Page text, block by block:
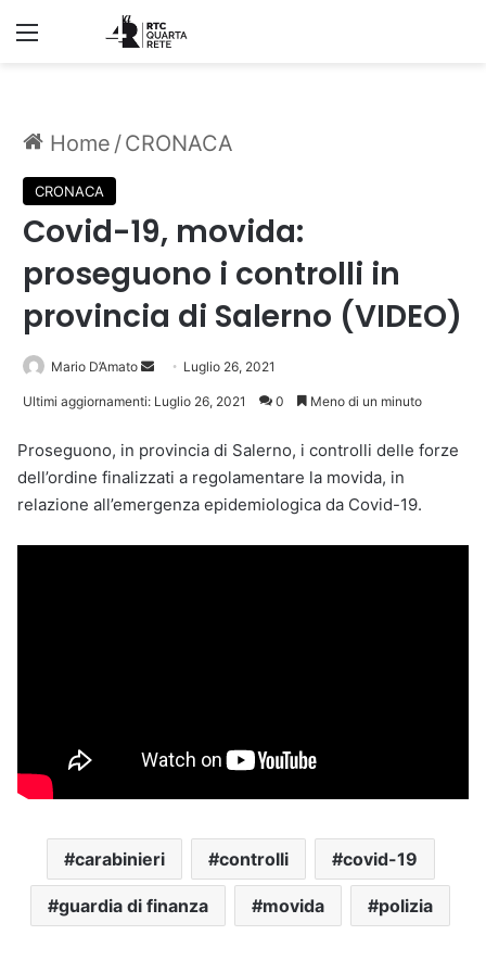
Menu
Home /CRONACA
CRONACA
Covid-19, movida:
proseguono i controlli in
provincia di Salerno (VIDEO)
Mario D’Amato
Invia Luglio 26, 2021
Ultimi aggiornamenti: Luglio 26, 2021 0 Meno di un minuto
Proseguono, in provincia di Salerno, i controlli delle forze
dell’ordine finalizzati a regolamentare la movida, in
relazione all’emergenza epidemiologica da Covid-19.
carabinieri controlli covid-19
guardia di finanza movida polizia